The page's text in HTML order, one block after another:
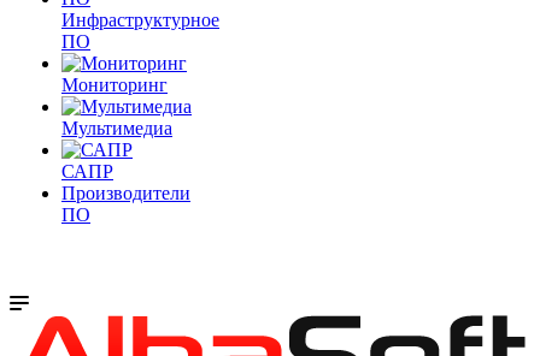
Инфраструктурное
ПО
Мониторинг
Мультимедиа
САПР
Производители
ПО